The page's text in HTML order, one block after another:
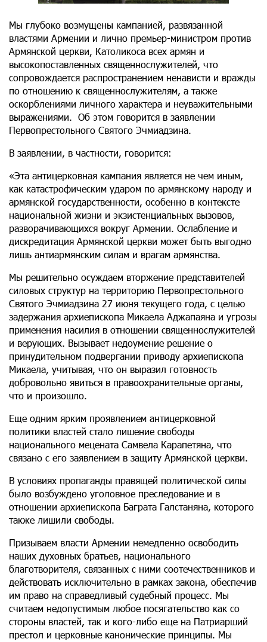
Мы глубоко возмущены кампанией, развязанной
властями Армении и лично премьер-министром против
Армянской церкви, Католикоса всех армян и
высокопоставленных священнослужителей, что
сопровождается распространением ненависти и вражды
по отношению к священнослужителям, а также
оскорблениями личного характера и неуважительными
выражениями. Об этом говорится в заявлении
Первопрестольного Святого Эчмиадзина.
В заявлении, в частности, говорится:
«Эта антицерковная кампания является не чем иным,
как катастрофическим ударом по армянскому народу и
армянской государственности, особенно в контексте
национальной жизни и экзистенциальных вызовов,
разворачивающихся вокруг Армении. Ослабление и
дискредитация Армянской церкви может быть выгодно
лишь антиармянским силам и врагам армянства.
Мы решительно осуждаем вторжение представителей
силовых структур на территорию Первопрестольного
Святого Эчмиадзина 27 июня текущего года, с целью
задержания архиепископа Микаела Аджапаяна и угрозы
применения насилия в отношении священнослужителей
и верующих. Вызывает недоумение решение о
принудительном подвергании приводу архиепископа
Микаела, учитывая, что он выразил готовность
добровольно явиться в правоохранительные органы,
что и произошло.
Еще одним ярким проявлением антицерковной
политики властей стало лишение свободы
национального мецената Самвела Карапетяна, что
связано с его заявлением в защиту Армянской церкви.
В условиях пропаганды правящей политической силы
было возбуждено уголовное преследование и в
отношении архиепископа Баграта Галстаняна, которого
также лишили свободы.
Призываем власти Армении немедленно освободить
наших духовных братьев, национального
благотворителя, связанных с ними соотечественников и
действовать исключительно в рамках закона, обеспечив
им право на справедливый судебный процесс. Мы
считаем недопустимым любое посягательство как со
стороны властей, так и кого-либо еще на Патриарший
престол и церковные канонические принципы. Мы